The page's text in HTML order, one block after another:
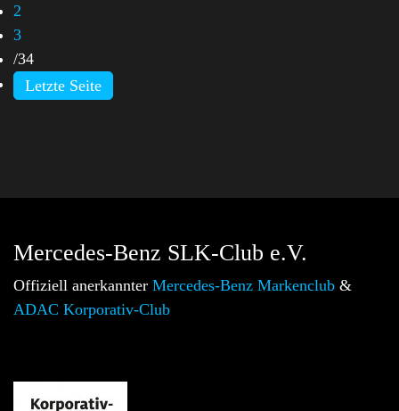
2
3
/34
Letzte Seite
Mercedes-Benz SLK-Club e.V.
Offiziell anerkannter Mercedes-Benz Markenclub &
ADAC Korporativ-Club